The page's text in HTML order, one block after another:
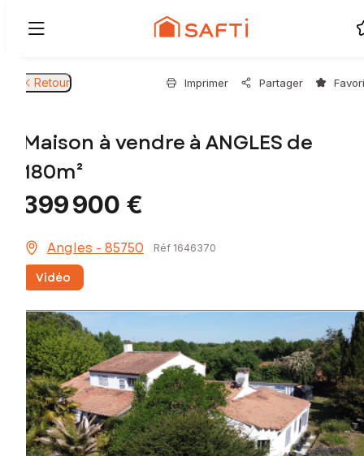
Retour Imprimer Partager
Maison à vendre à ANGLES de
180m²
399 900 €
Angles - 85750 Réf 1646370
Vidéo